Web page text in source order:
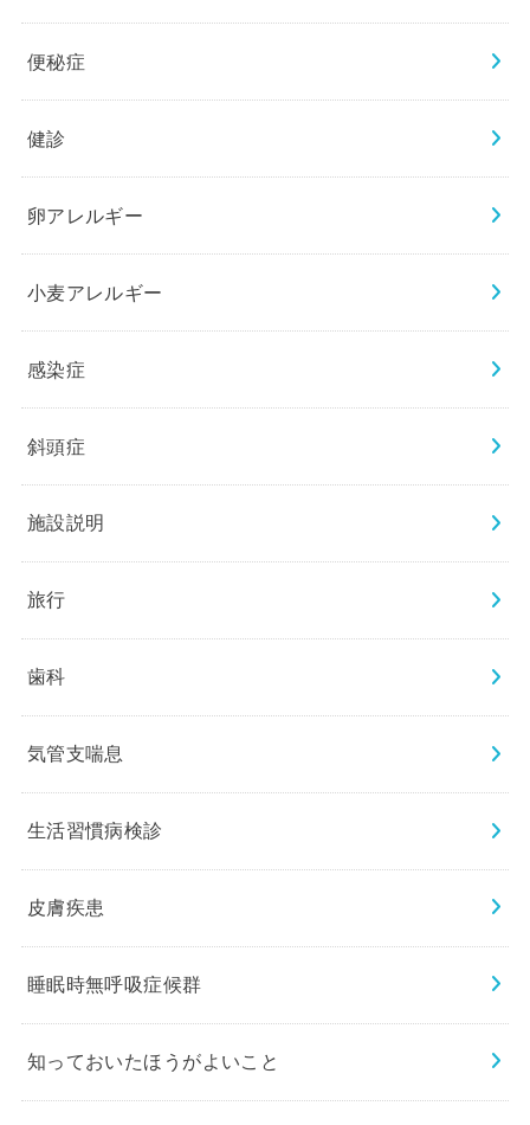
便秘症
健診
卵アレルギー
小麦アレルギー
感染症
斜頭症
施設説明
旅行
歯科
気管支喘息
生活習慣病検診
皮膚疾患
睡眠時無呼吸症候群
知っておいたほうがよいこと